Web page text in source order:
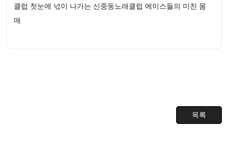
클럽 첫눈에 넋이 나가는 신중동노래클럽 에이스들의 미친 몸
매
목록